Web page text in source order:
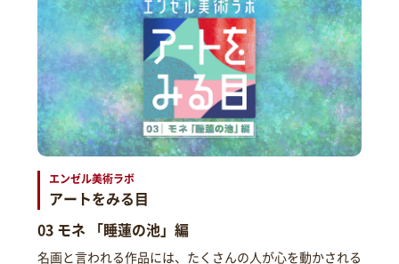
エンゼル美術ラボ
アートをみる目
03 モネ 「睡蓮の池」編
名画と言われる作品には、たくさんの人が心を動かされる